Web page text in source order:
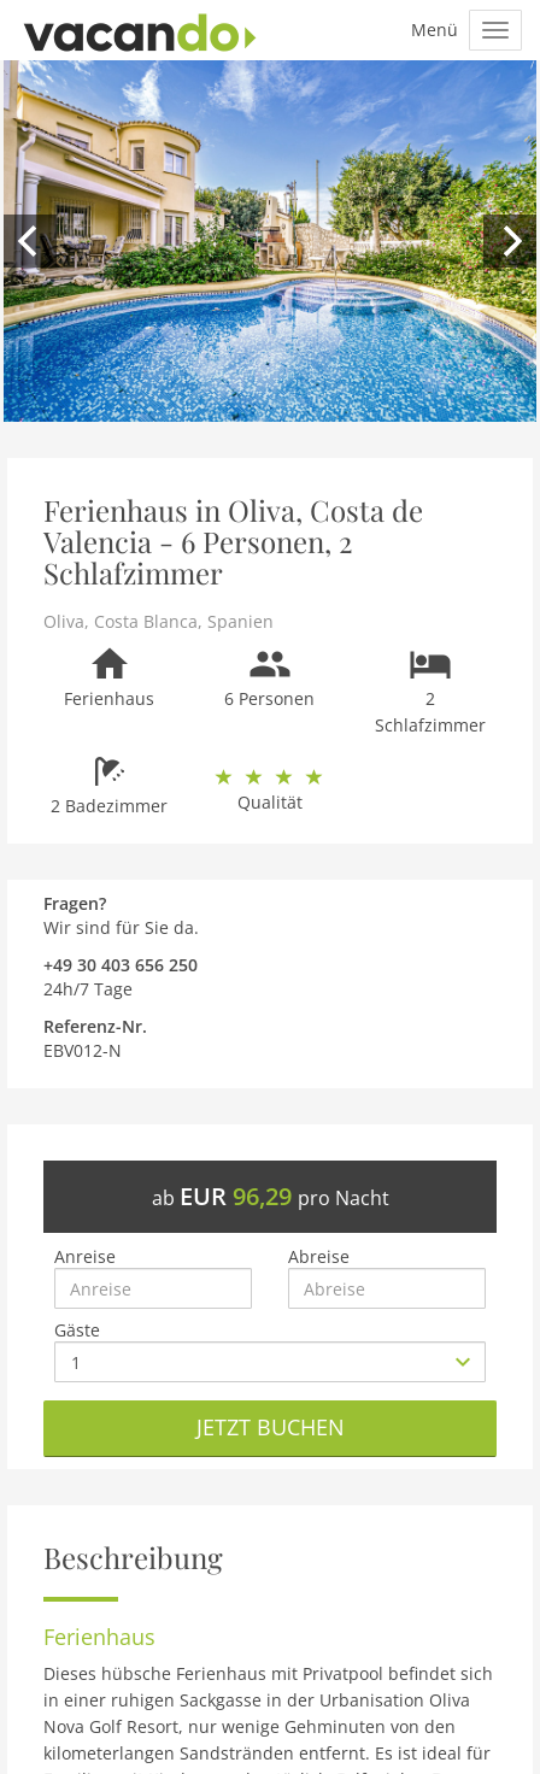
Ferienhaus in Oliva, Costa de
Valencia - 6 Personen, 2
Schlafzimmer
Oliva, Costa Blanca, Spanien
Ferienhaus 6 Personen
2
Schlafzimmer
2 Badezimmer Qualität
Fragen?
Wir sind für Sie da.
+49 30 403 656 250
24h/7 Tage
Referenz-Nr.
EBV012-N
ab EUR 96,29 pro Nacht
Anreise Abreise
Gäste
JETZT BUCHEN
Beschreibung
Ferienhaus
Dieses hübsche Ferienhaus mit Privatpool befindet sich
in einer ruhigen Sackgasse in der Urbanisation Oliva
Nova Golf Resort, nur wenige Gehminuten von den
kilometerlangen Sandstränden entfernt. Es ist ideal für